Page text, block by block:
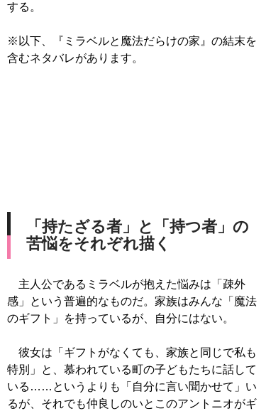
する。
※以下、『ミラベルと魔法だらけの家』の結末を
含むネタバレがあります。
「持たざる者」と「持つ者」の
苦悩をそれぞれ描く
主人公であるミラベルが抱えた悩みは「疎外
感」という普遍的なものだ。家族はみんな「魔法
のギフト」を持っているが、自分にはない。
彼女は「ギフトがなくても、家族と同じで私も
特別」と、慕われている町の子どもたちに話して
いる……というよりも「自分に言い聞かせて」い
るが、それでも仲良しのいとこのアントニオがギ